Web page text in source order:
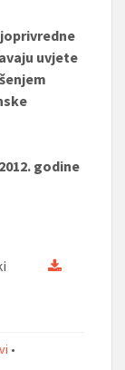
uvjete
godine
•